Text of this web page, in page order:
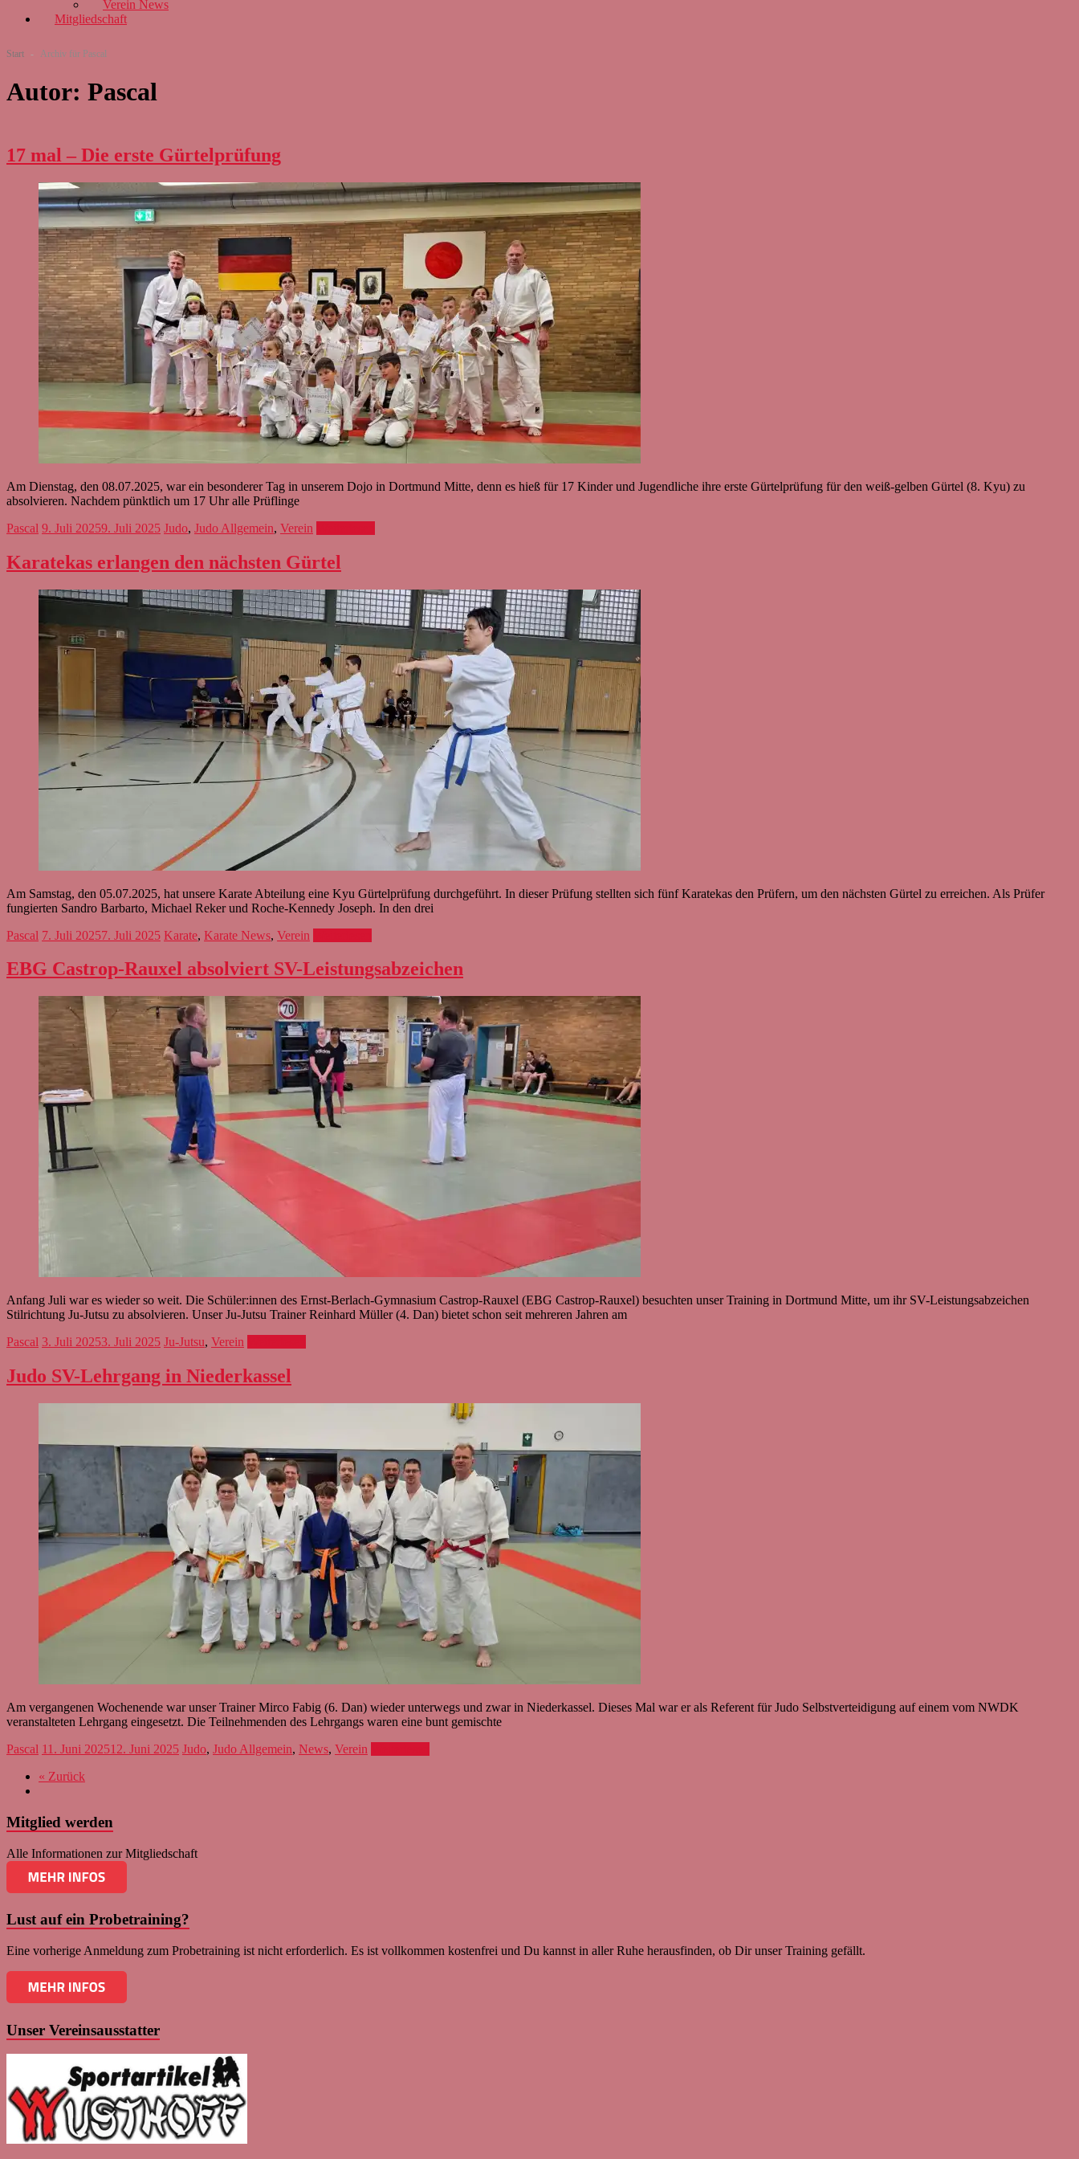
Verein News
Mitgliedschaft
Start - Archiv für Pascal
Autor: Pascal
17 mal – Die erste Gürtelprüfung
Am Dienstag, den 08.07.2025, war ein besonderer Tag in unserem Dojo in Dortmund Mitte, denn es hieß für 17 Kinder und Jugendliche ihre erste Gürtelprüfung für den weiß-gelben Gürtel (8. Kyu) zu
absolvieren. Nachdem pünktlich um 17 Uhr alle Prüflinge
Pascal 9. Juli 20259. Juli 2025 Judo, Judo Allgemein, Verein
Karatekas erlangen den nächsten Gürtel
Am Samstag, den 05.07.2025, hat unsere Karate Abteilung eine Kyu Gürtelprüfung durchgeführt. In dieser Prüfung stellten sich fünf Karatekas den Prüfern, um den nächsten Gürtel zu erreichen. Als Prüfer
fungierten Sandro Barbarto, Michael Reker und Roche-Kennedy Joseph. In den drei
Pascal 7. Juli 20257. Juli 2025 Karate, Karate News, Verein
EBG Castrop-Rauxel absolviert SV-Leistungsabzeichen
Anfang Juli war es wieder so weit. Die Schüler:innen des Ernst-Berlach-Gymnasium Castrop-Rauxel (EBG Castrop-Rauxel) besuchten unser Training in Dortmund Mitte, um ihr SV-Leistungsabzeichen
Stilrichtung Ju-Jutsu zu absolvieren. Unser Ju-Jutsu Trainer Reinhard Müller (4. Dan) bietet schon seit mehreren Jahren am
Pascal 3. Juli 20253. Juli 2025 Ju-Jutsu, Verein
Judo SV-Lehrgang in Niederkassel
Am vergangenen Wochenende war unser Trainer Mirco Fabig (6. Dan) wieder unterwegs und zwar in Niederkassel. Dieses Mal war er als Referent für Judo Selbstverteidigung auf einem vom NWDK
veranstalteten Lehrgang eingesetzt. Die Teilnehmenden des Lehrgangs waren eine bunt gemischte
Pascal 11. Juni 202512. Juni 2025 Judo, Judo Allgemein, News, Verein
« Zurück
Mitglied werden
Alle Informationen zur Mitgliedschaft
Lust auf ein Probetraining?
Eine vorherige Anmeldung zum Probetraining ist nicht erforderlich. Es ist vollkommen kostenfrei und Du kannst in aller Ruhe herausfinden, ob Dir unser Training gefällt.
Unser Vereinsausstatter